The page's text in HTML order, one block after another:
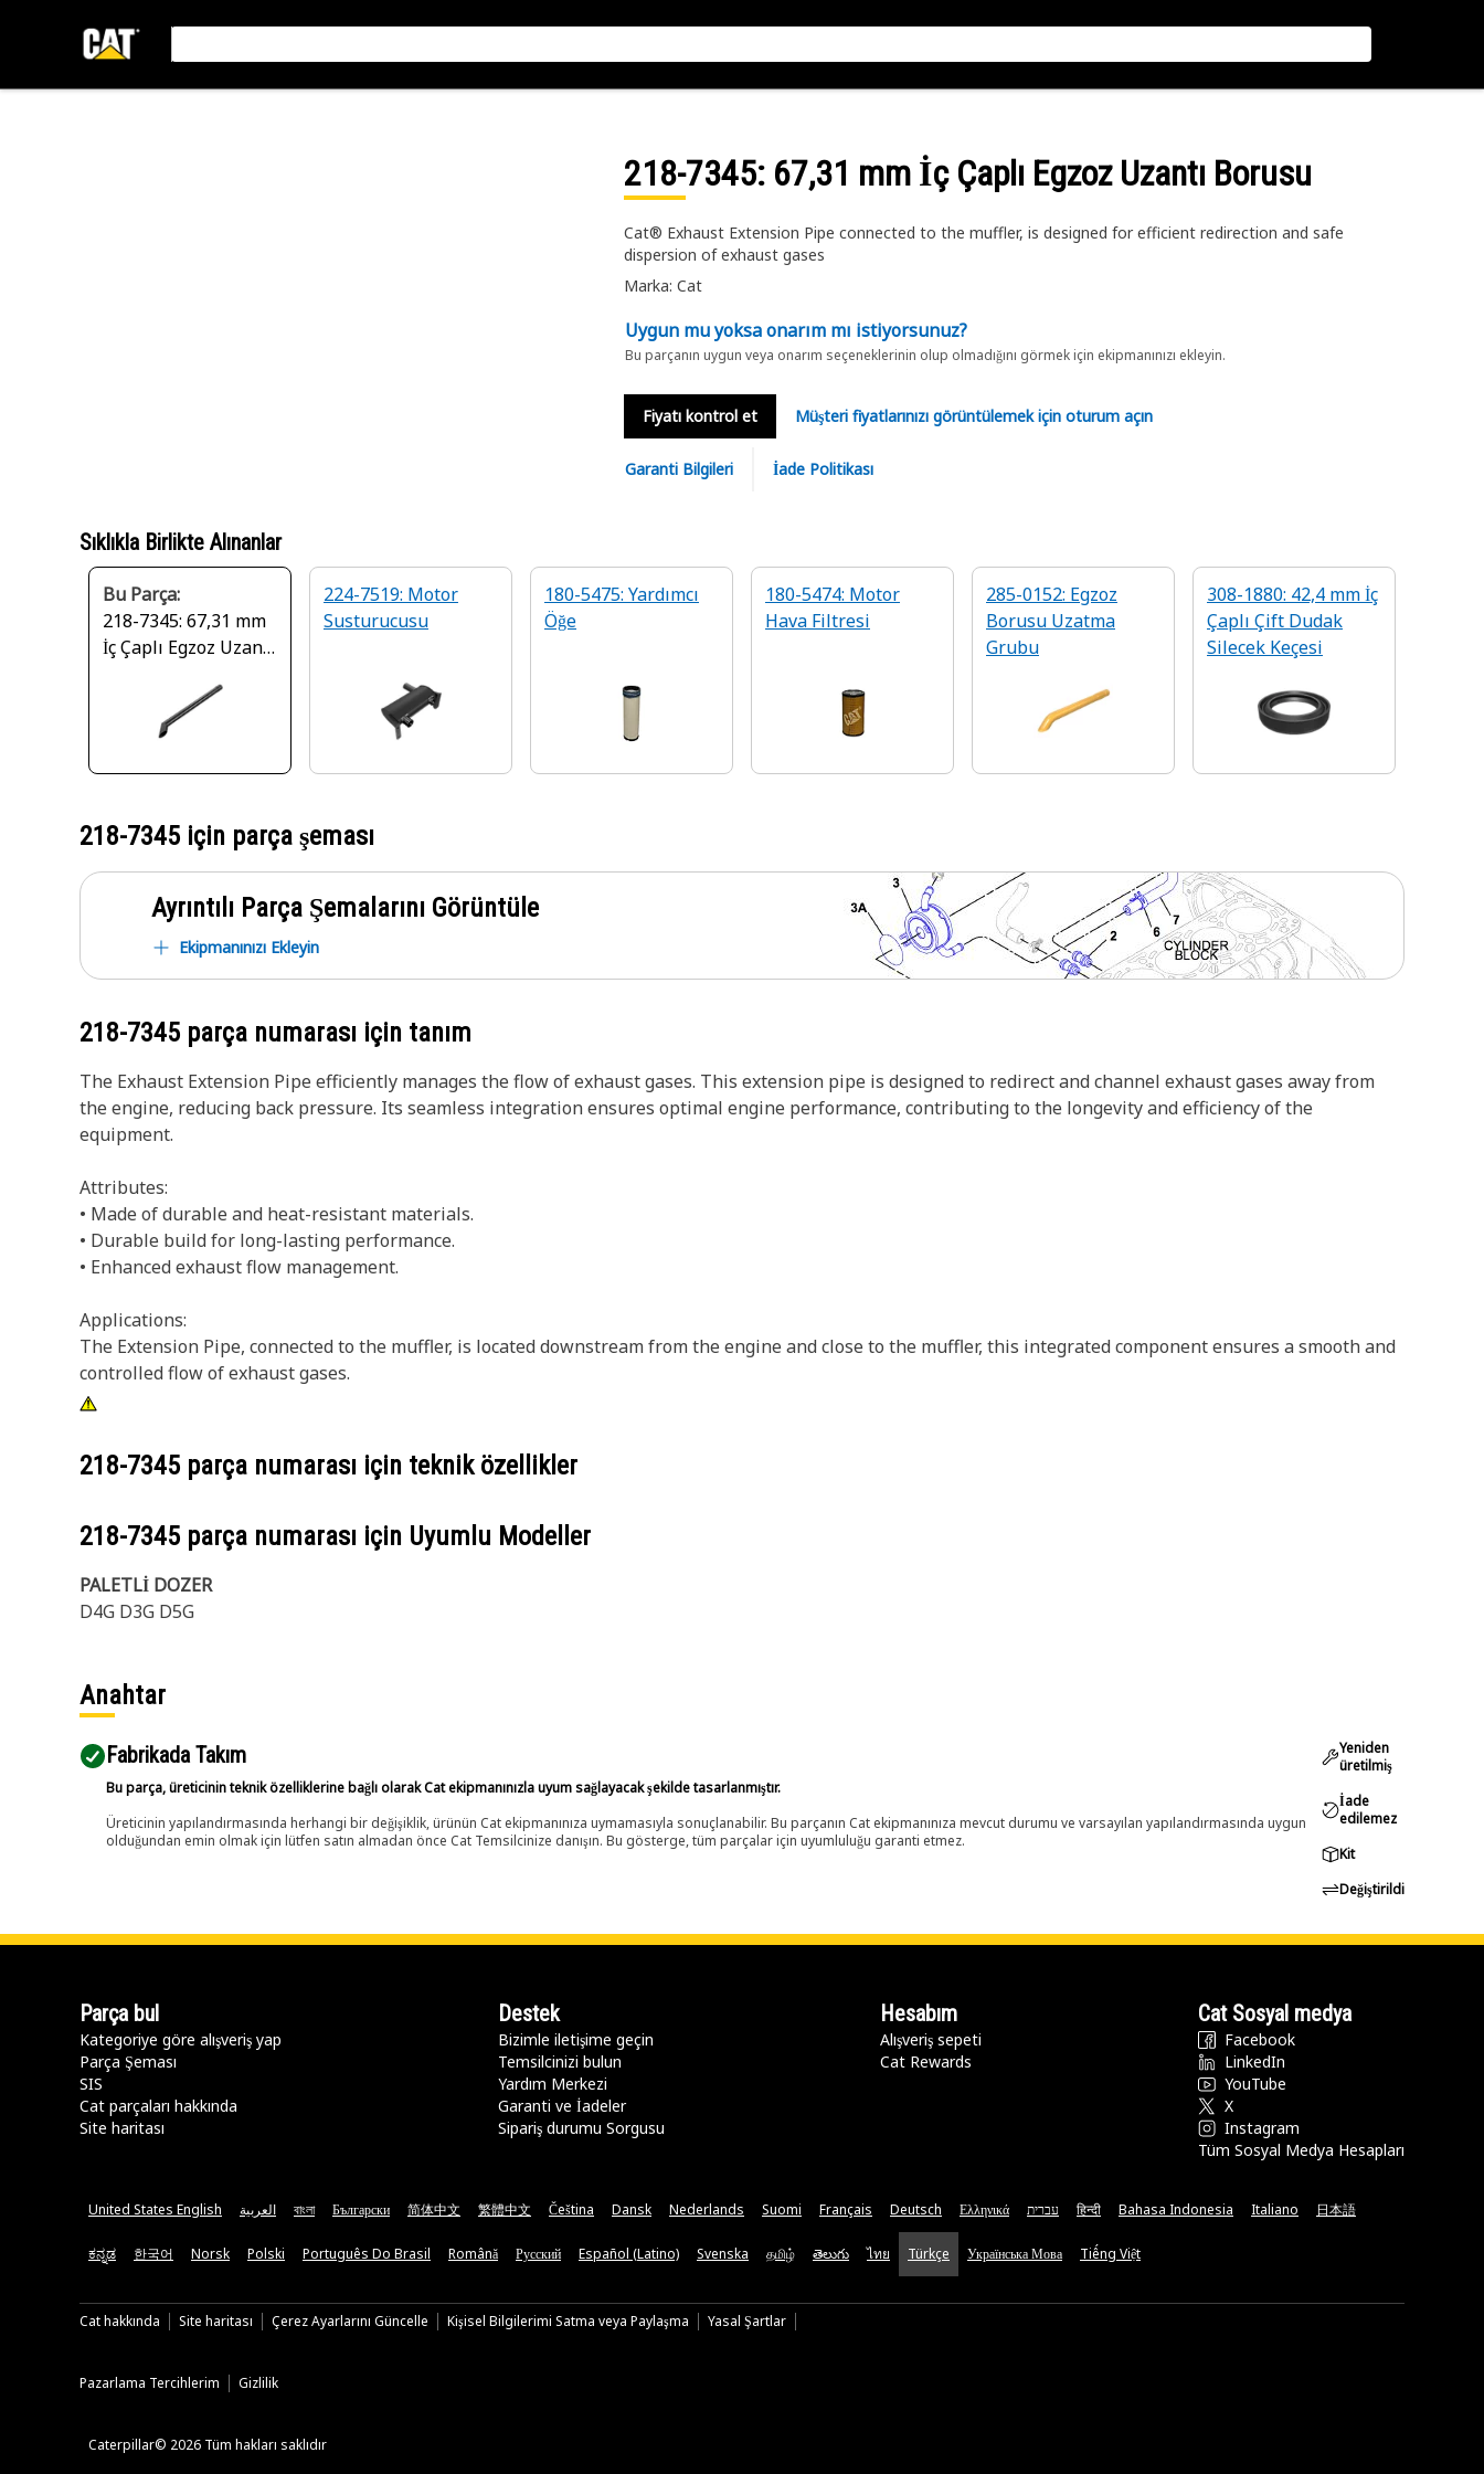
218-7345: 67,31 mm İç Çaplı Egzoz Uzantı Borusu
Cat® Exhaust Extension Pipe connected to the muffler, is designed for efficient redirection and safe
dispersion of exhaust gases
Marka: Cat
Uygun mu yoksa onarım mı istiyorsunuz?
Bu parçanın uygun veya onarım seçeneklerinin olup olmadığını görmek için ekipmanınızı ekleyin.
Fiyatı kontrol et Müşteri fiyatlarınızı görüntülemek için oturum açın
Garanti Bilgileri İade Politikası
Sıklıkla Birlikte Alınanlar
Bu Parça:
218-7345: 67,31 mm
İç Çaplı Egzoz Uzantı
224-7519: Motor
Susturucusu
180-5475: Yardımcı
Öğe
180-5474: Motor
Hava Filtresi
285-0152: Egzoz
Borusu Uzatma
Grubu
308-1880: 42,4 mm İç
Çaplı Çift Dudak
Silecek Keçesi
218-7345 için parça şeması
Ayrıntılı Parça Şemalarını Görüntüle
Ekipmanınızı Ekleyin
218-7345 parça numarası için tanım
The Exhaust Extension Pipe efficiently manages the flow of exhaust gases. This extension pipe is designed to redirect and channel exhaust gases away from
the engine, reducing back pressure. Its seamless integration ensures optimal engine performance, contributing to the longevity and efficiency of the
equipment.
Attributes:
• Made of durable and heat-resistant materials.
• Durable build for long-lasting performance.
• Enhanced exhaust flow management.
Applications:
The Extension Pipe, connected to the muffler, is located downstream from the engine and close to the muffler, this integrated component ensures a smooth and
controlled flow of exhaust gases.
218-7345 parça numarası için teknik özellikler
218-7345 parça numarası için Uyumlu Modeller
PALETLİ DOZER
D4G D3G D5G
Anahtar
Fabrikada Takım
Bu parça, üreticinin teknik özelliklerine bağlı olarak Cat ekipmanınızla uyum sağlayacak şekilde tasarlanmıştır.
Üreticinin yapılandırmasında herhangi bir değişiklik, ürünün Cat ekipmanınıza uymamasıyla sonuçlanabilir. Bu parçanın Cat ekipmanınıza mevcut durumu ve varsayılan yapılandırmasında uygun
olduğundan emin olmak için lütfen satın almadan önce Cat Temsilcinize danışın. Bu gösterge, tüm parçalar için uyumluluğu garanti etmez.
Yeniden
üretilmiş
İade
edilemez
Kit
Değiştirildi
Parça bul
Kategoriye göre alışveriş yap
Parça Şeması
SIS
Cat parçaları hakkında
Site haritası
Destek
Bizimle iletişime geçin
Temsilcinizi bulun
Yardım Merkezi
Garanti ve İadeler
Sipariş durumu Sorgusu
Hesabım
Alışveriş sepeti
Cat Rewards
Cat Sosyal medya
Facebook
LinkedIn
YouTube
X
Instagram
Tüm Sosyal Medya Hesapları
United States English العربية বাংলা Български 简体中文 繁體中文 Čeština Dansk Nederlands Suomi Français Deutsch Ελληνικά עברית हिन्दी Bahasa Indonesia Italiano 日本語
ಕನ್ನಡ 한국어 Norsk Polski Português Do Brasil Română Русский Español (Latino) Svenska தமிழ் తెలుగు ไทย Türkçe Українська Мова Tiếng Việt
Cat hakkında Site haritası Çerez Ayarlarını Güncelle Kişisel Bilgilerimi Satma veya Paylaşma Yasal Şartlar
Pazarlama Tercihlerim Gizlilik
Caterpillar© 2026 Tüm hakları saklıdır